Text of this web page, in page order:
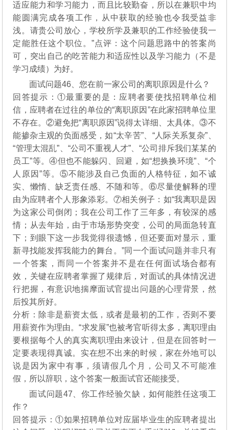
适应能力和学习能力，而且比较勤奋，所以在兼职中均
能圆满完成各项工作，从中获取的经验也令我受益非
浅。请贵公司放心，学校所学及兼职的工作经验使我一
定能胜任这个职位。”点评：这个问题思路中的答案尚
可，突出自己的吃苦能力和适应性以及学习能力（不是
学习成绩）为好。
面试问题46、您在前一家公司的离职原因是什么？
回答提示：①最重要的是：应聘者要使找招聘单位相
信，应聘者在过往的单位的“离职原因”在此家招聘单位里
不存在。②避免把“离职原因”说得太详细、太具体。③不
能掺杂主观的负面感受，如“太辛苦”、“人际关系复杂”、
“管理太混乱”、“公司不重视人才”、“公司排斥我们某某的
员工”等。④但也不能躲闪、回避，如“想换换环境”、“个
人原因”等。⑤不能涉及自己负面的人格特征，如不诚
实、懒惰、缺乏责任感、不随和等。⑥尽量使解释的理
由为应聘者个人形象添彩。⑦相关例子：如“我离职是因
为这家公司倒闭；我在公司工作了三年多，有较深的感
情；从去年始，由于市场形势突变，公司的局面急转直
下；到眼下这一步我觉得很遗憾，但还要面对显示，重
新寻找能发挥我能力的舞台。”同一个面试问题并非只有
一个答案，而同一个答案并不是在任何面试场合都有
效，关键在应聘者掌握了规律后，对面试的具体情况进
行把握，有意识地揣摩面试官提出问题的心理背景，然
后投其所好。
分析：除非是薪资太低，或者是最初的工作，否则不要
用薪资作为理由。“求发展”也被考官听得太多，离职理由
要根据每个人的真实离职理由来设计，但是在回答时一
定要表现得真诚。实在想不出来的时候，家在外地可以
说是因为家中有事，须请假几个月，公司又不可能准
假，所以辞职，这个答案一般面试官还能接受。
面试问题47、你工作经验欠缺，如何能胜任这项工
作？
回答提示：①如果招聘单位对应届毕业生的应聘者提出